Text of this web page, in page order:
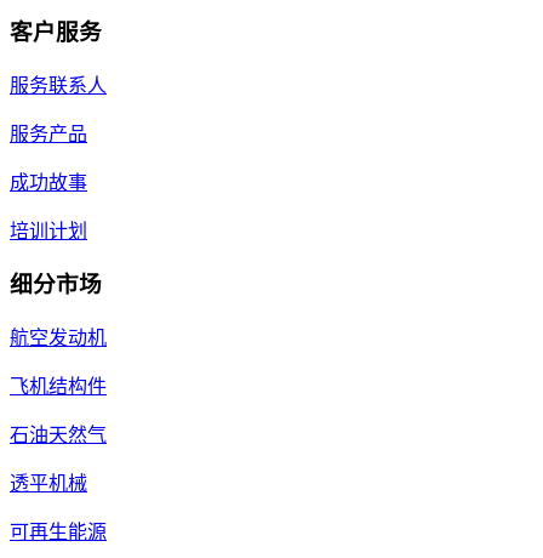
客户服务
服务联系人
服务产品
成功故事
培训计划
细分市场
航空发动机
飞机结构件
石油天然气
透平机械
可再生能源